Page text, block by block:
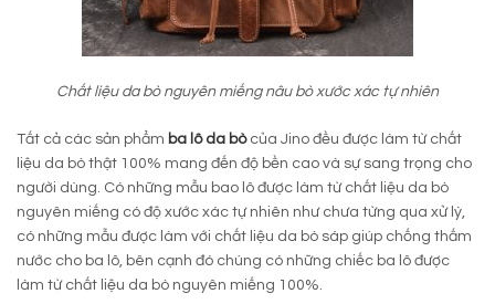
Chất liệu da bò nguyên miếng nâu bò xước xác tự nhiên
Tất cả các sản phẩm ba lô da bòcủa Jino đều được làm từ chất
liệu da bò thật 100% mang đến độ bền cao và sự sang trọng cho
người dùng. Có những mẫu bao lô được làm từ chất liệu da bò
nguyên miếng có độ xước xác tự nhiên như chưa từng qua xử lý,
có những mẫu được làm với chất liệu da bò sáp giúp chống thấm
nước cho ba lô, bên cạnh đó chúng có những chiếc ba lô được
làm từ chất liệu da bò nguyên miếng 100%.